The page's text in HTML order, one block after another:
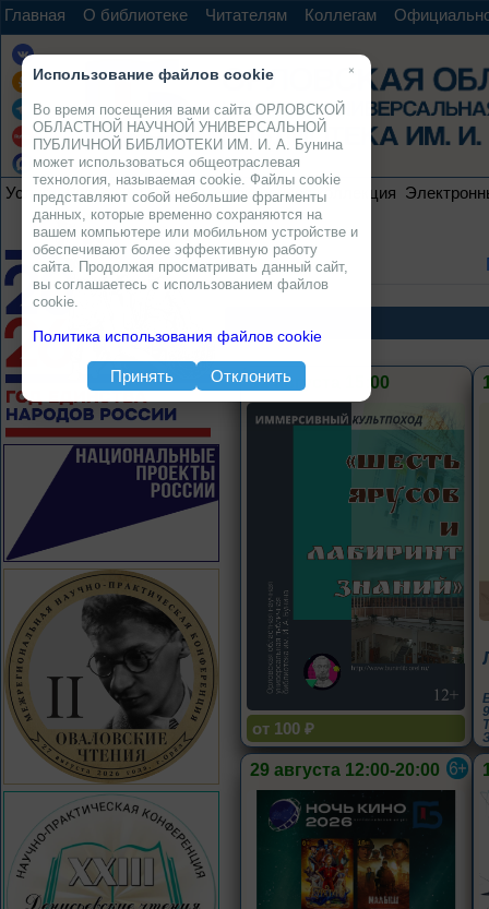
Главная О библиотеке Читателям Коллегам
Услуги Ресурсы Проекты Электронная коллекция
12 августа 15:00
от 100 ₽
29 августа 12:00-20:00
×
Использование файлов cookie
Во время посещения вами сайта ОРЛОВСКОЙ
ОБЛАСТНОЙ НАУЧНОЙ УНИВЕРСАЛЬНОЙ
ПУБЛИЧНОЙ БИБЛИОТЕКИ ИМ. И. А. Бунина
может использоваться общеотраслевая
технология, называемая cookie. Файлы cookie
представляют собой небольшие фрагменты
данных, которые временно сохраняются на
вашем компьютере или мобильном устройстве и
обеспечивают более эффективную работу
сайта. Продолжая просматривать данный сайт,
вы соглашаетесь с использованием файлов
cookie.
Политика использования файлов cookie
Принять Отклонить